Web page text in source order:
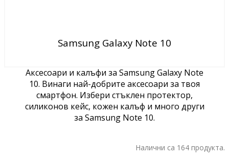
Samsung Galaxy Note 10
Аксесоари и калъфи за Samsung Galaxy Note
10. Винаги най-добрите аксесоари за твоя
смартфон. Избери стъклен протектор,
силиконов кейс, кожен калъф и много други
за Samsung Note 10.
Налични са 164 продукта.